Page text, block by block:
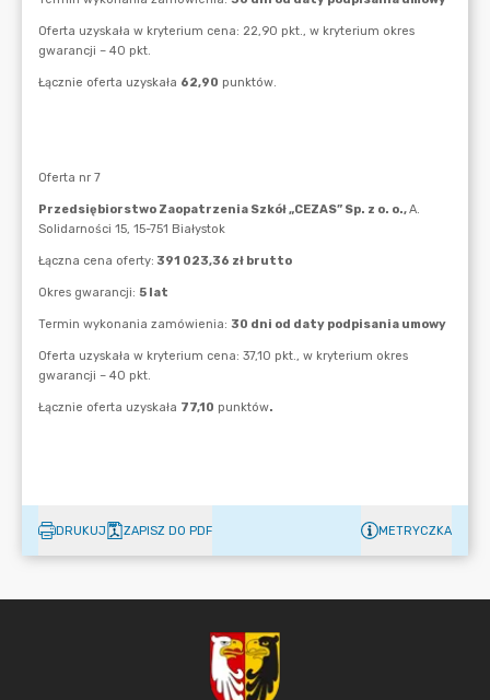
DRUKUJ ZAPISZ DO PDF METRYCZKA